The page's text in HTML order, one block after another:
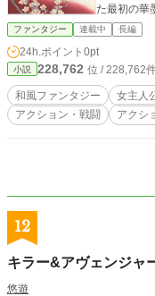
た最初の華
華墨が同じ場所に表れる。
は約100種類
して、親の
梅か桜、又
【源華】<
ルーツを辿れ
伝では親子
墨があった
0年、14歳
ため、華
ファンタジー 連載中 長編
24h.ポイント 0pt
小説 228,762 位 / 228,762
和風ファンタジー 女主人
アクション・戦闘
アクシ
12
キラー&アヴェンジャ
悠遊